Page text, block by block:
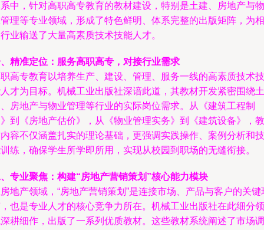
中，针对高职高专教育的教材建设，特别是土建、房地产与物
理等专业领域，形成了特色鲜明、体系完整的出版矩阵，为相
业输送了大量高素质技术技能人才。
精准定位：服务高职高专，对接行业需求
高专教育以培养生产、建设、管理、服务一线的高素质技术技
才为目标。机械工业出版社深谙此道，其教材开发紧密围绕土
房地产与物业管理等行业的实际岗位需求。从《建筑工程制
到《房地产估价》，从《物业管理实务》到《建筑设备》，教
容不仅涵盖扎实的理论基础，更强调实践操作、案例分析和技
练，确保学生所学即所用，实现从校园到职场的无缝衔接。
专业聚焦：构建“房地产营销策划”核心能力模块
地产领域，“房地产营销策划”是连接市场、产品与客户的关键
也是专业人才的核心竞争力所在。机械工业出版社在此细分领
耕细作，出版了一系列优质教材。这些教材系统阐述了市场调